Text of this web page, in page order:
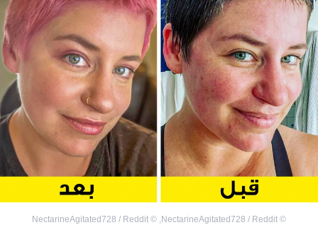
©
NectarineAgitated728 / Reddit
,
©
NectarineAgitated728 / Reddit